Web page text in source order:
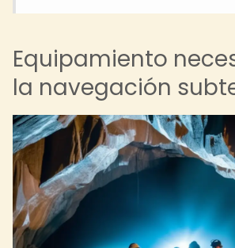
Equipamiento
la navegación